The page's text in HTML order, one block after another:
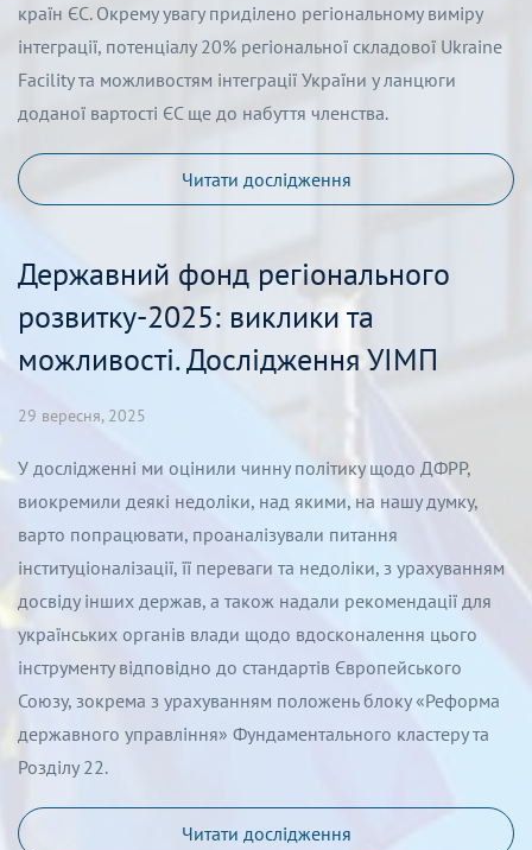
країн ЄС. Окрему увагу приділено регіональному виміру
інтеграції, потенціалу 20% регіональної складової Ukraine
Facility та можливостям інтеграції України у ланцюги
доданої вартості ЄС ще до набуття членства.
Читати дослідження
Державний фонд регіонального
розвитку-2025: виклики та
можливості. Дослідження УІМП
29 вересня, 2025
У дослідженні ми оцінили чинну політику щодо ДФРР,
виокремили деякі недоліки, над якими, на нашу думку,
варто попрацювати, проаналізували питання
інституціоналізації, її переваги та недоліки, з урахуванням
досвіду інших держав, а також надали рекомендації для
українських органів влади щодо вдосконалення цього
інструменту відповідно до стандартів Європейського
Союзу, зокрема з урахуванням положень блоку «Реформа
державного управління» Фундаментального кластеру та
Розділу 22.
Читати дослідження